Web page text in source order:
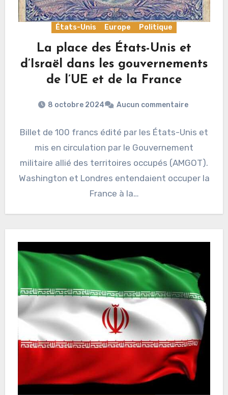
États-Unis Europe Politique
La place des États-Unis et
d’Israël dans les gouvernements
de l’UE et de la France
8 octobre 2024 Aucun commentaire
Billet de 100 francs édité par les États-Unis et
mis en circulation par le Gouvernement
militaire allié des territoires occupés (AMGOT).
Washington et Londres entendaient occuper la
France à la…